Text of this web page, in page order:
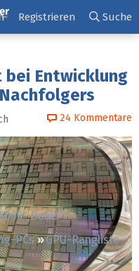
„Deals“
PCs
GPU-Rangliste
Registrieren Suche
bei Entwicklung
24 Kommentare